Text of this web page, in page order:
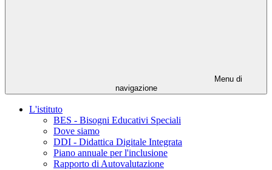
Menu di
navigazione
L'istituto
BES - Bisogni Educativi Speciali
Dove siamo
DDI - Didattica Digitale Integrata
Piano annuale per l'inclusione
Rapporto di Autovalutazione